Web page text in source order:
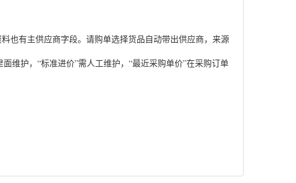
也有主供应商字段。请购单选择货品自动带出供应商，来源
维护，“标准进价”需人工维护，“最近采购单价”在采购订单